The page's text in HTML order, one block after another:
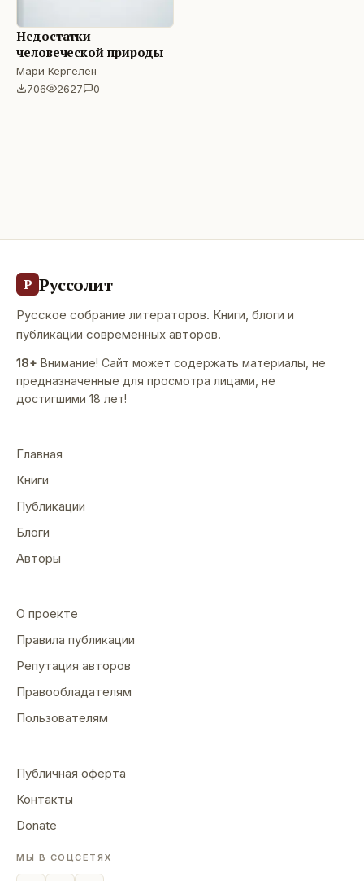
Недостатки
человеческой природы
Мари Кергелен
706
2627 0
Р Руссолит
Русское собрание литераторов. Книги, блоги и
публикации современных авторов.
18+ Внимание! Сайт может содержать материалы, не
предназначенные для просмотра лицами, не
достигшими 18 лет!
Главная
Книги
Публикации
Блоги
Авторы
О проекте
Правила публикации
Репутация авторов
Правообладателям
Пользователям
Публичная оферта
Контакты
Donate
МЫ В СОЦСЕТЯХ